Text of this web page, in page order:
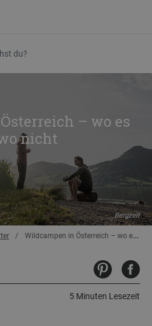
– wo es
nicht
Bergzeit
Wildcampen in Österreich – wo es erlaubt ist und wo nicht
5 Minuten Lesezeit